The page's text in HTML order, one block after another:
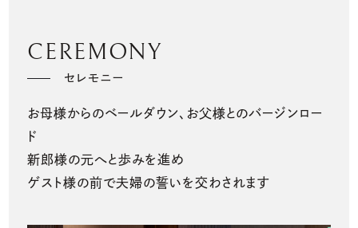
資料請求
プラン
ブライダルフェア
CEREMONY
セレモニー
お母様からのベールダウン、お父様とのバージンロー
ド
新郎様の元へと歩みを進め
ゲスト様の前で夫婦の誓いを交わされます